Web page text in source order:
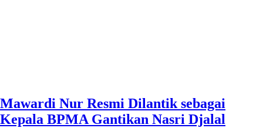
Mawardi Nur Resmi Dilantik sebagai
Kepala BPMA Gantikan Nasri Djalal